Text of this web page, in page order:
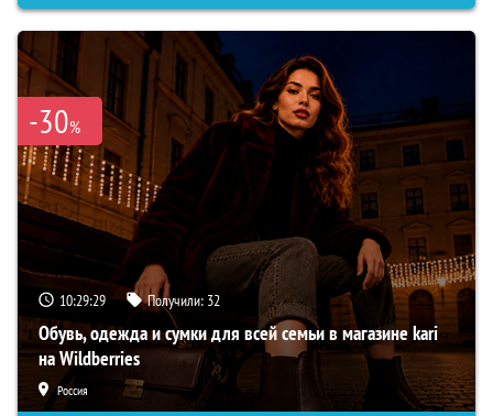
-30%
10:29:28 Получили: 32
Обувь, одежда и сумки для всей семьи в магазине kari
на Wildberries
Россия